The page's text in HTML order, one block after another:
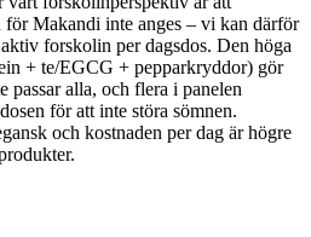
för Makandi inte anges – vi kan därför
forskolin per dagsdos. Den höga
+ te/EGCG + pepparkryddor) gör
passar alla, och flera i panelen
för att inte störa sömnen.
och kostnaden per dag är högre